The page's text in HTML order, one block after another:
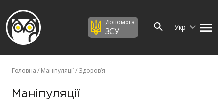
Допомога
ЗСУ Укр
Головна / Маніпуляції/ Здоров’я
Маніпуляції